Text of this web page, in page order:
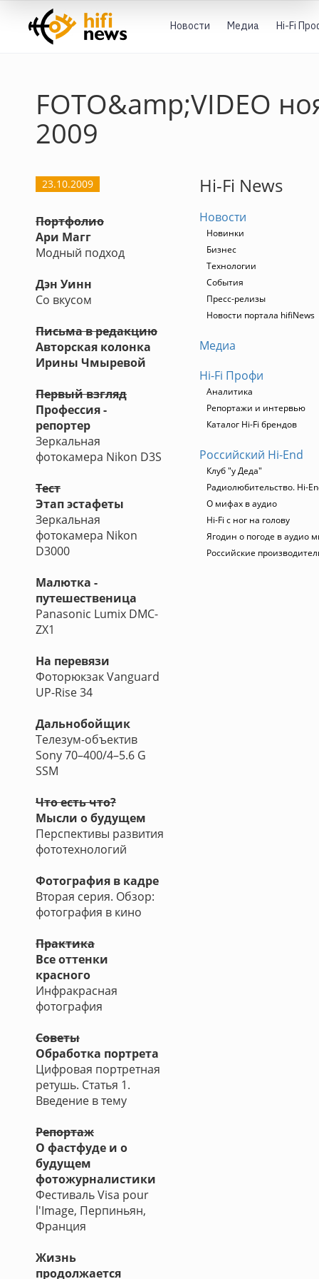
Новости Медиа Hi-Fi
FOTO&amp;VIDEO
2009
23.10.2009
Портфолио
Ари Магг
Модный подход
Дэн Уинн
Со вкусом
Письма в редакцию
Авторская колонка
Ирины Чмыревой
Первый взгляд
Профессия -
репортер
Зеркальная
фотокамера Nikon D3S
Тест
Этап эстафеты
Зеркальная
фотокамера Nikon
D3000
Малютка -
путешественица
Panasonic Lumix DMC-
ZX1
На перевязи
Фоторюкзак Vanguard
UP-Rise 34
Дальнобойщик
Телезум-объектив
Sony 70–400/4–5.6 G
SSM
Что есть что?
Мысли о будущем
Перспективы развития
фототехнологий
Фотография в кадре
Вторая серия. Обзор:
фотография в кино
Практика
Все оттенки
красного
Инфракрасная
фотография
Советы
Обработка портрета
Цифровая портретная
ретушь. Статья 1.
Введение в тему
Репортаж
О фастфуде и о
будущем
фотожурналистики
Фестиваль Visa pour
l'Image, Перпиньян,
Франция
Жизнь
продолжается
Hi-Fi News
Новости
Новинки
Бизнес
Технологии
События
Пресс-релизы
Новости портала hifiNews
Медиа
Hi-Fi Профи
Аналитика
Репортажи и интервью
Каталог Hi-Fi брендов
Российский Hi-End
Клуб "у Деда"
Радиолюбительство. Hi-
О мифах в аудио
Hi-Fi с ног на голову
Ягодин о погоде в аудио
Российские